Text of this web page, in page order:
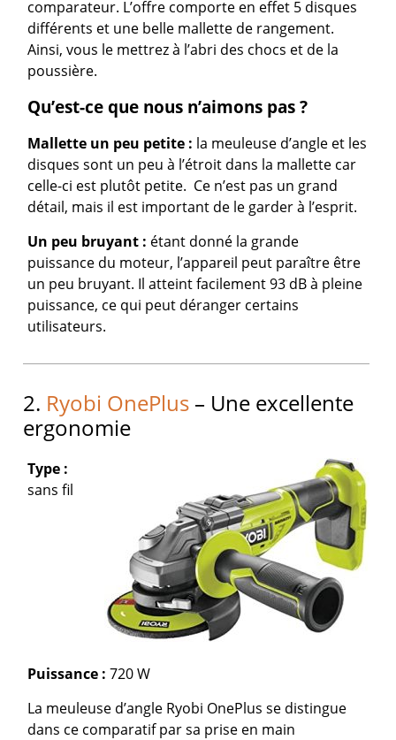
comparateur. L’offre comporte en effet 5 disques
différents et une belle mallette de rangement.
Ainsi, vous le mettrez à l’abri des chocs et de la
poussière.
Qu’est-ce que nous n’aimons pas ?
Mallette un peu petite : la meuleuse d’angle et les
disques sont un peu à l’étroit dans la mallette car
celle-ci est plutôt petite. Ce n’est pas un grand
détail, mais il est important de le garder à l’esprit.
Un peu bruyant : étant donné la grande
puissance du moteur, l’appareil peut paraître être
un peu bruyant. Il atteint facilement 93 dB à pleine
puissance, ce qui peut déranger certains
utilisateurs.
2. Ryobi OnePlus – Une excellente
ergonomie
Type :
sans fil
Puissance : 720 W
La meuleuse d’angle Ryobi OnePlus se distingue
dans ce comparatif par sa prise en main